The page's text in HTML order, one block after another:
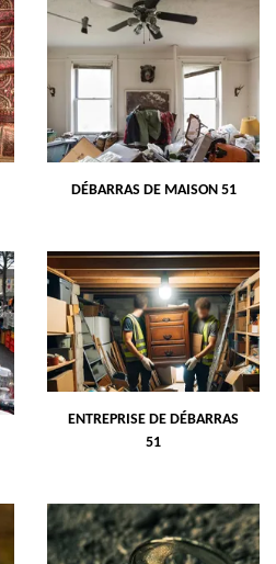
DÉBARRAS DE MAISON 51
ENTREPRISE DE DÉBARRAS
51